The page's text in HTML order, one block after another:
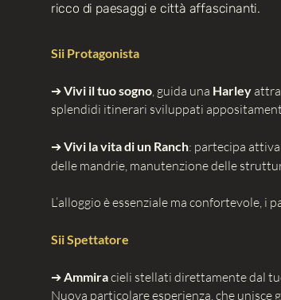
ricco di paesaggi e città affascinanti.
Sii Protagonista
➔Vivi il tuo sogno, guida una Harley
splendidi itinerari sviluppati
➔Vivi la vita di un Ranch: partecipa
delle mandrie, manutenzione delle
L’alloggio è essenziale ma confortevole, i
Sii Spettatore
➔Ammiracieli stellati direttamente dal
Nuova particolare esperienza, che